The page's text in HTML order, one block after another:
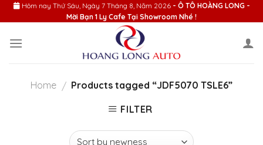
Skip
to
Hôm nay Thứ Sáu, Ngày 7 Tháng 8, Năm 2026 - Ô TÔ HOÀNG LONG -
Mời Bạn 1 Ly Cafe Tại Showroom Nhé !
Home / Products tagged “JDF5070 TSLE6”
FILTER